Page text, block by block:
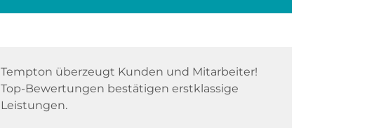
Tempton überzeugt Kunden und Mitarbeiter!
Top-Bewertungen bestätigen erstklassige
Leistungen.